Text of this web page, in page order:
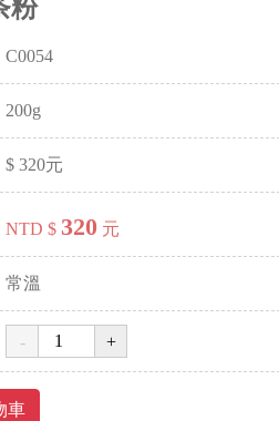
粉
C0054
200g
$320元
NTD $ 320 元
常溫
車